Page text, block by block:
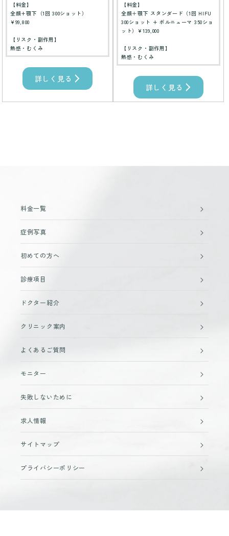
【料金】
全顔+顎下（1回 300ショット）
¥99,800
【リスク・副作用】
熱感・むくみ
詳しく見る
【料金】
全顔＋顎下 スタンダード（1回 HIFU
300ショット + ボルニューマ 350ショ
ット）¥139,000
【リスク・副作用】
熱感・むくみ
詳しく見る
料金一覧
症例写真
初めての方へ
診療項目
ドクター紹介
クリニック案内
よくあるご質問
モニター
失敗しないために
求人情報
サイトマップ
プライバシーポリシー